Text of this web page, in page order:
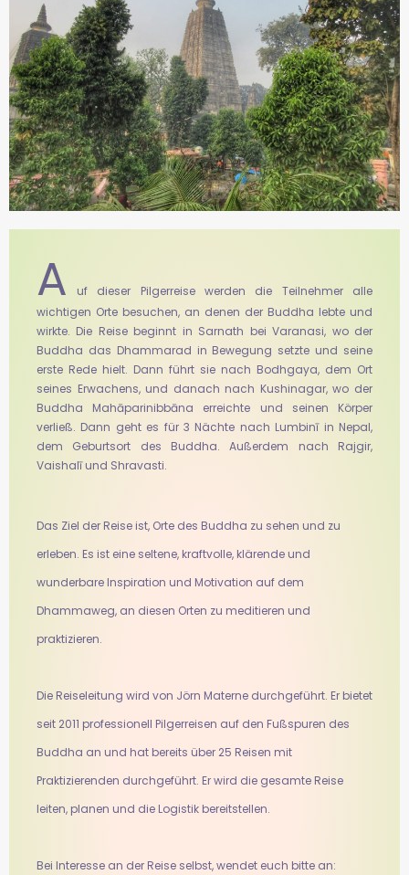
A
uf dieser Pilgerreise werden die Teilnehmer alle
wichtigen Orte besuchen, an denen der Buddha lebte und
wirkte. Die Reise beginnt in Sarnath bei Varanasi, wo der
Buddha das Dhammarad in Bewegung setzte und seine
erste Rede hielt. Dann führt sie nach Bodhgaya, dem Ort
seines Erwachens, und danach nach Kushinagar, wo der
Buddha Mahāparinibbāna erreichte und seinen Körper
verließ. Dann geht es für 3 Nächte nach Lumbinī in Nepal,
dem Geburtsort des Buddha. Außerdem nach Rajgir,
Vaishalī und Shravasti.
Das Ziel der Reise ist, Orte des Buddha zu sehen und zu
erleben. Es ist eine seltene, kraftvolle, klärende und
wunderbare Inspiration und Motivation auf dem
Dhammaweg, an diesen Orten zu meditieren und
praktizieren.
Die Reiseleitung wird von Jörn Materne durchgeführt. Er bietet
seit 2011 professionell Pilgerreisen auf den Fußspuren des
Buddha an und hat bereits über 25 Reisen mit
Praktizierenden durchgeführt. Er wird die gesamte Reise
leiten, planen und die Logistik bereitstellen.
Bei Interesse an der Reise selbst, wendet euch bitte an: